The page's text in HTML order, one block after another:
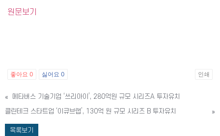
원문보기
좋아요 0 싫어요 0 인쇄
«
메타버스 기술기업 ‘쓰리아이’, 280억원 규모 시리즈A 투자유치
클린테크 스타트업 ‘이큐브랩’, 130억 원 규모 시리즈 B 투자유치
»
목록보기